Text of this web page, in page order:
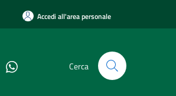
Accedi all'area personale
Cerca